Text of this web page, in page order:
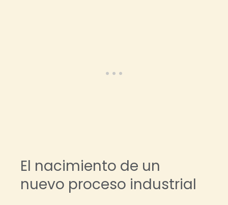
El nacimiento de un
nuevo proceso industrial